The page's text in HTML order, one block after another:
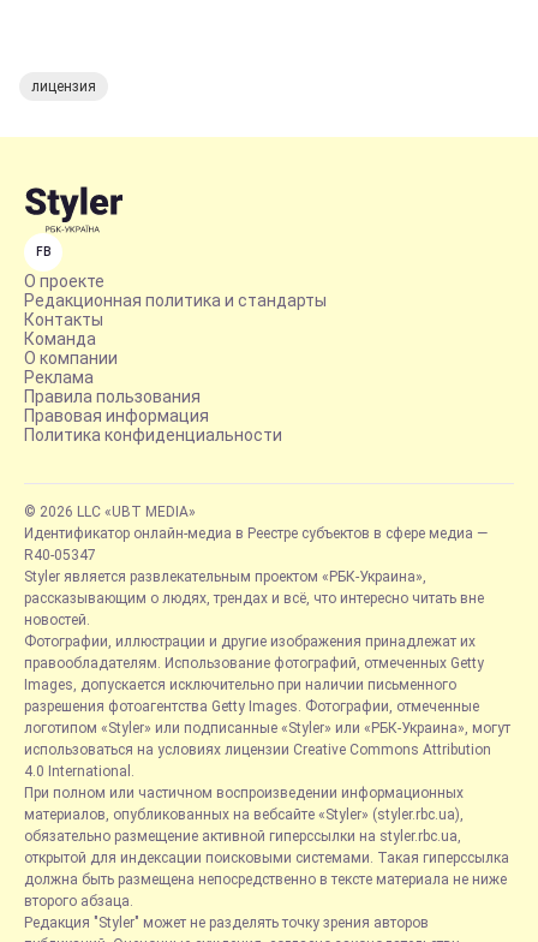
лицензия
FB
О проекте
Редакционная политика и стандарты
Контакты
Команда
О компании
Реклама
Правила пользования
Правовая информация
Политика конфиденциальности
© 2026 LLC «UBT MEDIA»
Идентификатор онлайн-медиа в Реестре субъектов в сфере медиа —
R40-05347
Styler является развлекательным проектом «РБК-Украина»,
рассказывающим о людях, трендах и всё, что интересно читать вне
новостей.
Фотографии, иллюстрации и другие изображения принадлежат их
правообладателям. Использование фотографий, отмеченных Getty
Images, допускается исключительно при наличии письменного
разрешения фотоагентства Getty Images. Фотографии, отмеченные
логотипом «Styler» или подписанные «Styler» или «РБК-Украина», могут
использоваться на условиях лицензии Creative Commons Attribution
4.0 International.
При полном или частичном воспроизведении информационных
материалов, опубликованных на вебсайте «Styler» (styler.rbc.ua),
обязательно размещение активной гиперссылки на styler.rbc.ua,
открытой для индексации поисковыми системами. Такая гиперссылка
должна быть размещена непосредственно в тексте материала не ниже
второго абзаца.
Редакция "Styler" может не разделять точку зрения авторов